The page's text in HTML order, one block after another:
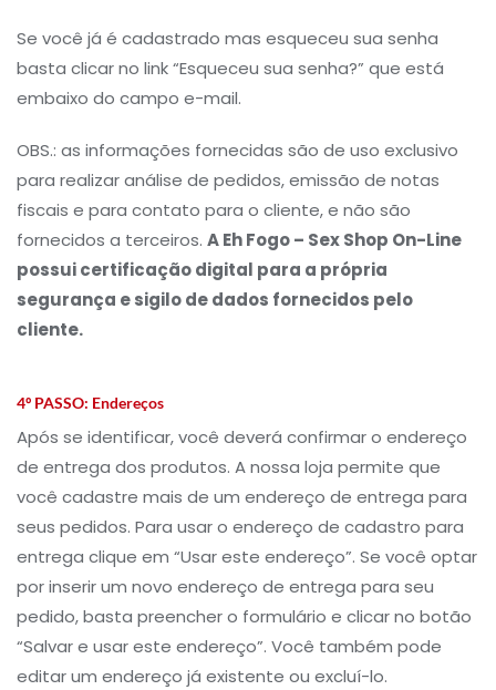
Se você já é cadastrado mas esqueceu sua senha
basta clicar no link “Esqueceu sua senha?” que está
embaixo do campo e-mail.
OBS.: as informações fornecidas são de uso exclusivo
para realizar análise de pedidos, emissão de notas
fiscais e para contato para o cliente, e não são
fornecidos a terceiros. A Eh Fogo – Sex Shop On-Line
possui certificação digital para a própria
segurança e sigilo de dados fornecidos pelo
cliente.
4º PASSO: Endereços
Após se identificar, você deverá confirmar o endereço
de entrega dos produtos. A nossa loja permite que
você cadastre mais de um endereço de entrega para
seus pedidos. Para usar o endereço de cadastro para
entrega clique em “Usar este endereço”. Se você optar
por inserir um novo endereço de entrega para seu
pedido, basta preencher o formulário e clicar no botão
“Salvar e usar este endereço”. Você também pode
editar um endereço já existente ou excluí-lo.